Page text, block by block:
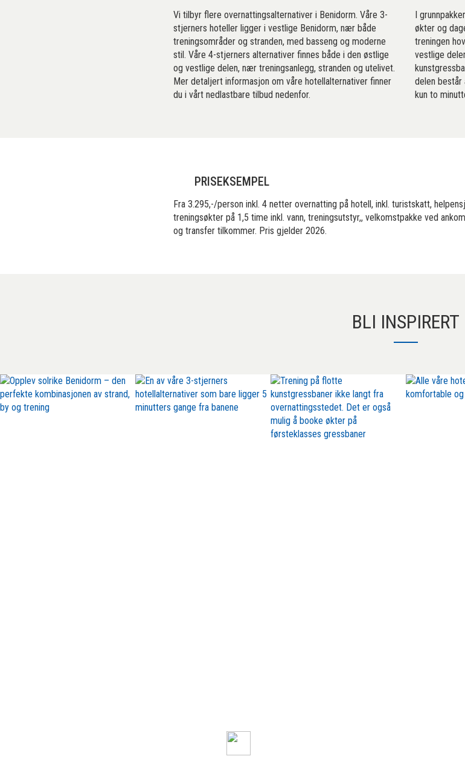
Vi tilbyr flere overnattingsalternativer i Benidorm. Våre 3-
stjerners hoteller ligger i vestlige Benidorm, nær både
treningsområder og stranden, med basseng og moderne
stil. Våre 4-stjerners alternativer finnes både i den østlige
og vestlige delen, nær treningsanlegg, stranden og utelivet.
Mer detaljert informasjon om våre hotellalternativer finner
du i vårt nedlastbare tilbud nedenfor.
I
økter og
treningen
vestlige
delen består
kun to
PRISEKSEMPEL
Fra 3.295,-/person inkl. 4 netter overnatting på hotell, inkl. turistskatt,
treningsøkter på 1,5 time inkl. vann, treningsutstyr,, velkomstpakke ved
og transfer tilkommer. Pris gjelder 2026.
BLI INSPIRERT